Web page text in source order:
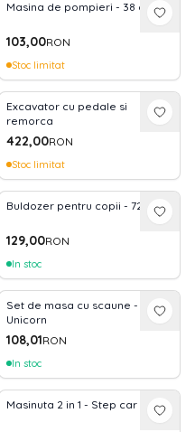
Masina de pompieri - 38 cm
103,00RON
Stoc limitat
Excavator cu pedale si
remorca
422,00RON
Stoc limitat
Buldozer pentru copii - 72 cm
129,00RON
In stoc
Set de masa cu scaune -
Unicorn
108,01RON
In stoc
Masinuta 2 in 1 - Step car